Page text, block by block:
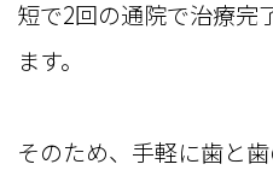
短で2回の通院で治療完
ます。
そのため、手軽に歯と